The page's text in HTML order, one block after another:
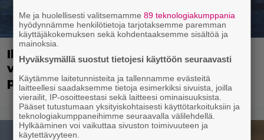
Illalla tv:ssä: 007-elokuva jossa
vältettiin petipuuhia – päätähti
paljasti yllättävän syyn vuonna 2007
Me ja huolellisesti valitsemamme89 teknologiakumppania
hyödynnämme henkilötietoja tarjotaksemme paremman
käyttäjäkokemuksen sekä kohdentaaksemme sisältöä ja
mainoksia.
Hyväksymällä suostut tietojesi käyttöön seuraavasti
Käytämme laitetunnisteita ja tallennamme evästeitä
laitteellesi saadaksemme tietoja esimerkiksi sivuista, joilla
vierailit, IP-osoitteestasi sekä laitteesi ominaisuuksista.
Pääset tutustumaan yksityiskohtaisesti käyttötarkoituksiin ja
teknologiakumppaneihimme seuraavalla välilehdellä.
Hylkääminen voi vaikuttaa sivuston toimivuuteen ja
käytettävyyteen.